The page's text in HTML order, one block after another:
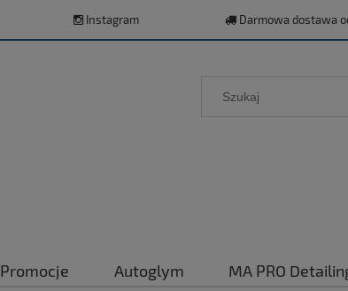
Instagram Darmowa dostawa
Promocje Autoglym MA PRO